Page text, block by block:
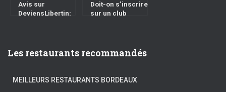
Avis sur
DeviensLibertin:
Doit-on s’inscrire
sur un club
Les restaurants recommandés
MEILLEURS RESTAURANTS BORDEAUX